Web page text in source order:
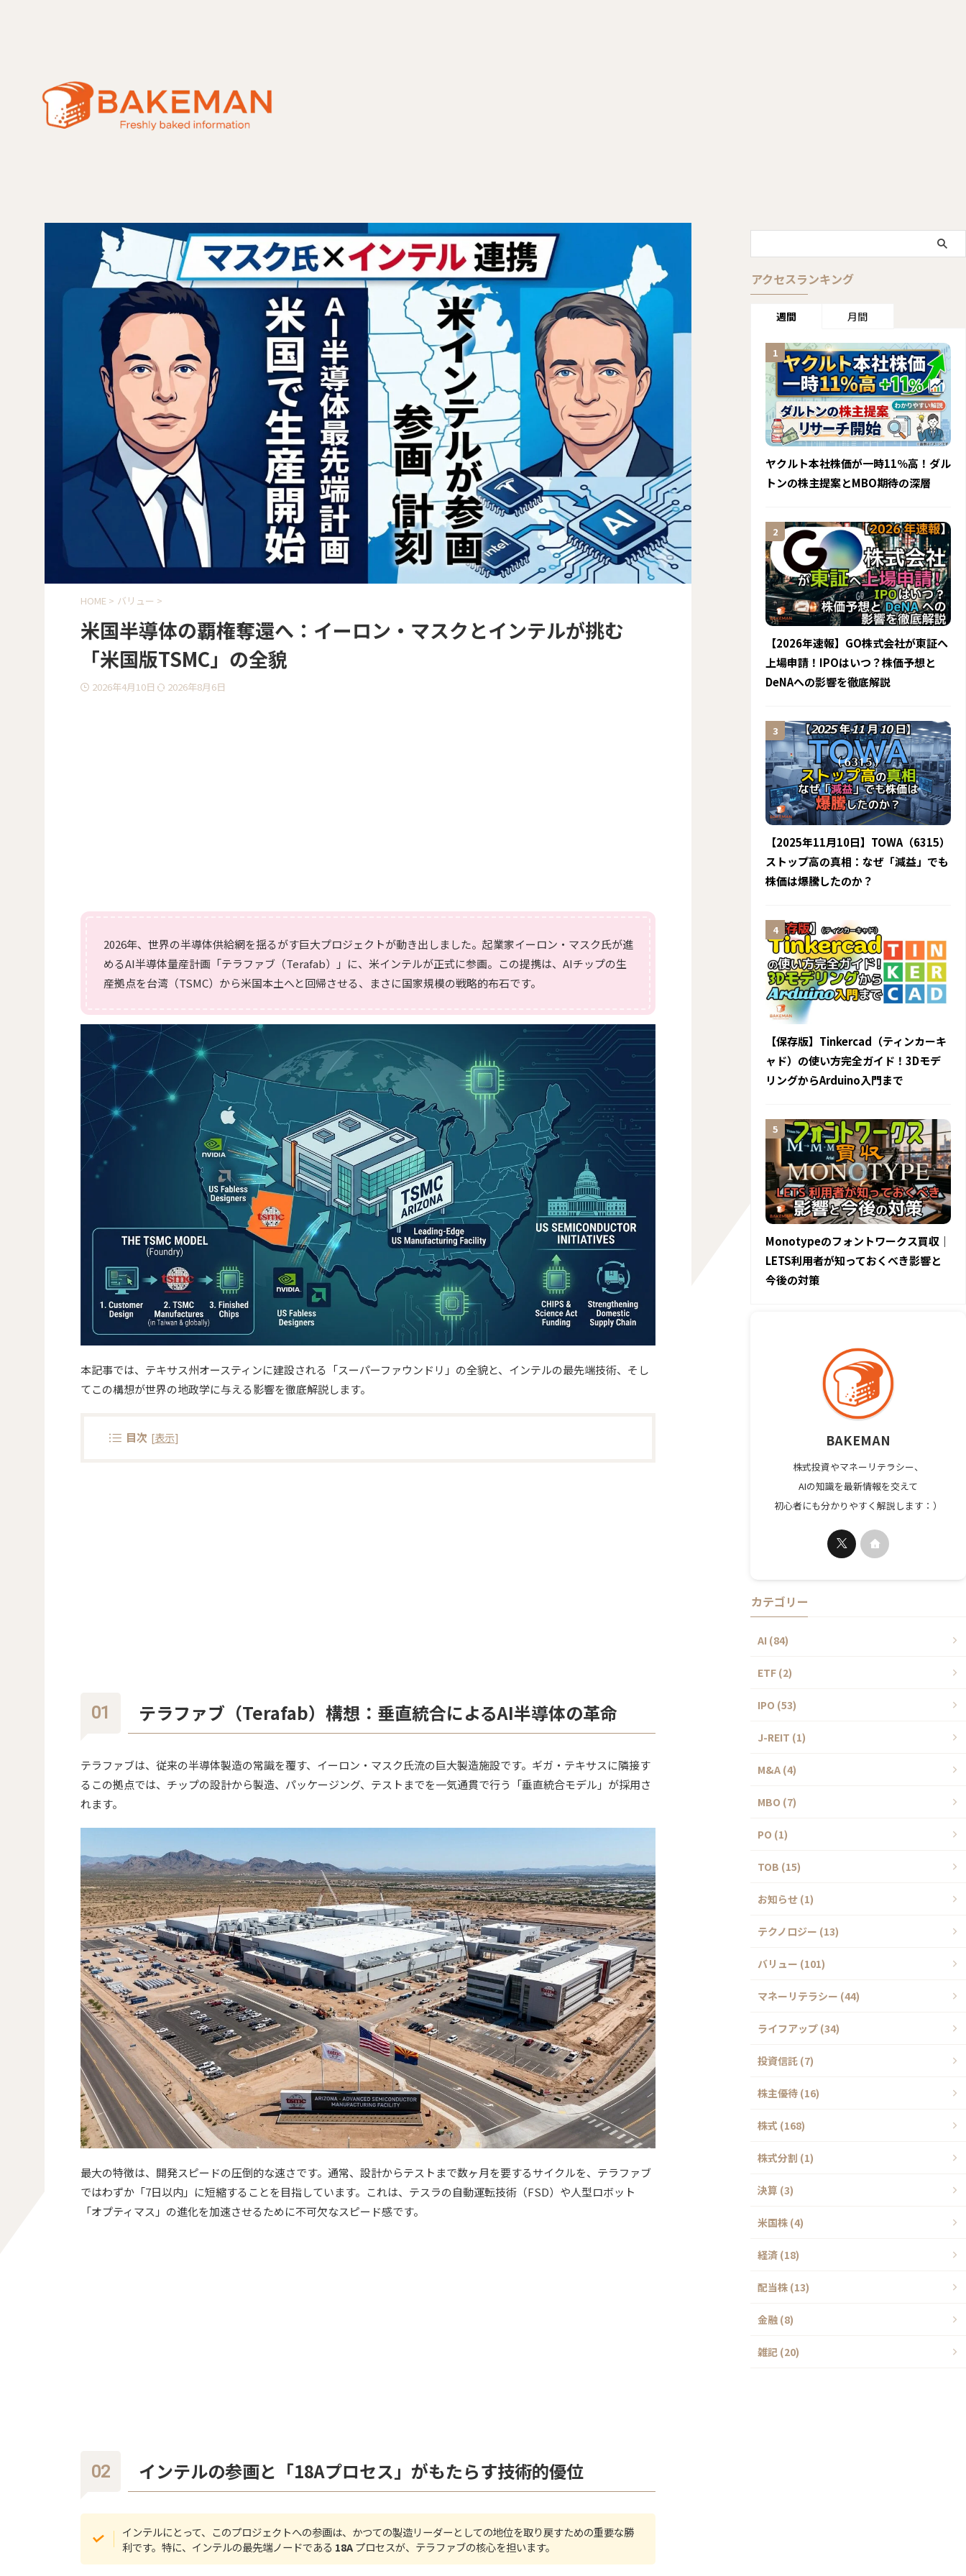
HOME > バリュー >
米国半導体の覇権奪還へ：イーロン・マスクとインテルが挑む
「米国版TSMC」の全貌
2026年4月10日 2026年8月6日
2026年、世界の半導体供給網を揺るがす巨大プロジェクトが動き出しました。起業家イーロン・マスク氏が進
めるAI半導体量産計画「テラファブ（Terafab）」に、米インテルが正式に参画。この提携は、AIチップの生
産拠点を台湾（TSMC）から米国本土へと回帰させる、まさに国家規模の戦略的布石です。
本記事では、テキサス州オースティンに建設される「スーパーファウンドリ」の全貌と、インテルの最先端技術、そし
てこの構想が世界の地政学に与える影響を徹底解説します。
目次 [表示]
テラファブ（Terafab）構想：垂直統合によるAI半導体の革命
テラファブは、従来の半導体製造の常識を覆す、イーロン・マスク氏流の巨大製造施設です。ギガ・テキサスに隣接す
るこの拠点では、チップの設計から製造、パッケージング、テストまでを一気通貫で行う「垂直統合モデル」が採用さ
れます。
最大の特徴は、開発スピードの圧倒的な速さです。通常、設計からテストまで数ヶ月を要するサイクルを、テラファブ
ではわずか「7日以内」に短縮することを目指しています。これは、テスラの自動運転技術（FSD）や人型ロボット
「オプティマス」の進化を加速させるために不可欠なスピード感です。
インテルの参画と「18Aプロセス」がもたらす技術的優位
インテルにとって、このプロジェクトへの参画は、かつての製造リーダーとしての地位を取り戻すための重要な勝
利です。特に、インテルの最先端ノードである 18Aプロセスが、テラファブの核心を担います。
アクセスランキング
週間 月間
ヤクルト本社株価が一時11％高！ダル
トンの株主提案とMBO期待の深層
【2026年速報】GO株式会社が東証へ
上場申請！IPOはいつ？株価予想と
DeNAへの影響を徹底解説
【2025年11月10日】TOWA（6315）
ストップ高の真相：なぜ「減益」でも
株価は爆騰したのか？
【保存版】Tinkercad（ティンカーキ
ャド）の使い方完全ガイド！3Dモデ
リングからArduino入門まで
Monotypeのフォントワークス買収｜
LETS利用者が知っておくべき影響と
今後の対策
BAKEMAN
株式投資やマネーリテラシー、
AIの知識を最新情報を交えて
初心者にも分かりやすく解説します：）
カテゴリー
AI (84)
ETF (2)
IPO (53)
J-REIT (1)
M&A (4)
MBO (7)
PO (1)
TOB (15)
お知らせ (1)
テクノロジー (13)
バリュー (101)
マネーリテラシー (44)
ライフアップ (34)
投資信託 (7)
株主優待 (16)
株式 (168)
株式分割 (1)
決算 (3)
米国株 (4)
経済 (18)
配当株 (13)
金融 (8)
雑記 (20)